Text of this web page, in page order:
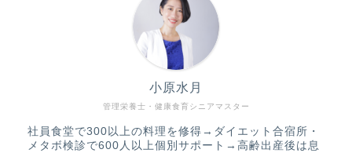
管理栄養士・健康食育シニアマスター
小原水月
社員食堂で300以上の料理を修得→ダイエット合宿所・
メタボ検診で600人以上個別サポート→高齢出産後は息